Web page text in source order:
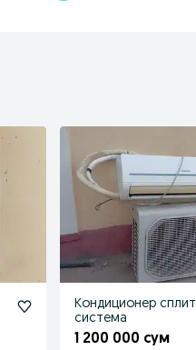
Кондиционер сплит
система
1 200 000 сум